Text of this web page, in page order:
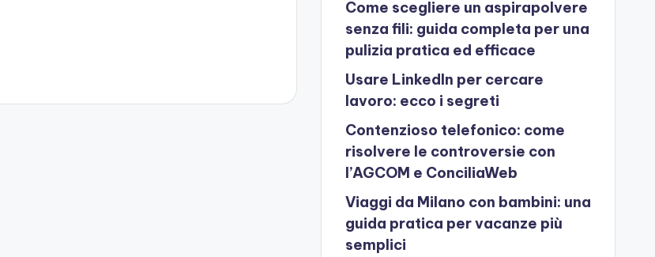
Come scegliere un aspirapolvere
senza fili: guida completa per una
pulizia pratica ed efficace
Usare LinkedIn per cercare
lavoro: ecco i segreti
Contenzioso telefonico: come
risolvere le controversie con
l’AGCOM e ConciliaWeb
Viaggi da Milano con bambini: una
guida pratica per vacanze più
semplici